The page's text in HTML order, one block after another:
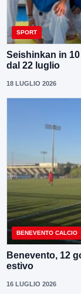
SPORT
Seishinkan in
dal 22 luglio
18 LUGLIO 2026
BENEVENTO CALCIO
Benevento, 12
estivo
16 LUGLIO 2026